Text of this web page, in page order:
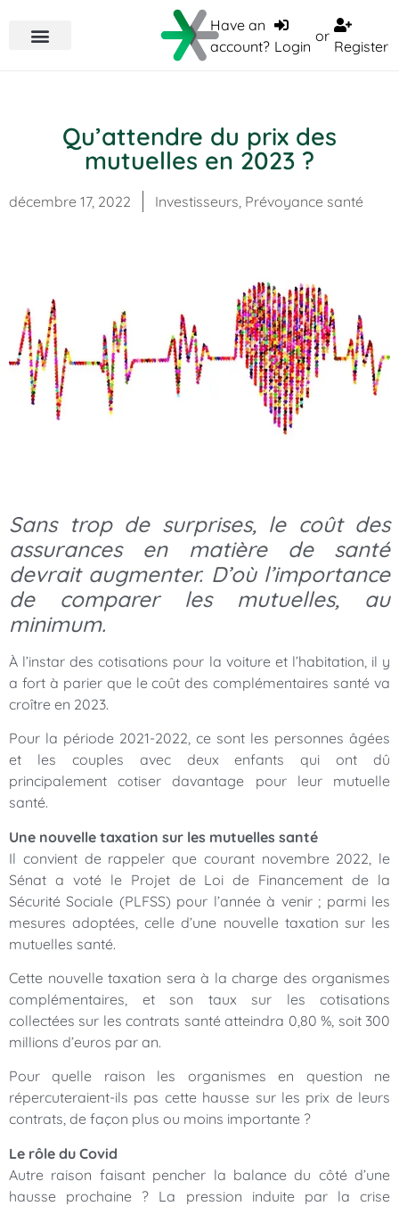
Have an
account? Login
or
Register
Qu’attendre du prix des
mutuelles en 2023 ?
décembre 17, 2022 Investisseurs, Prévoyance santé
Sans trop de surprises, le coût des
assurances en matière de santé
devrait augmenter. D’où l’importance
de comparer les mutuelles, au
minimum.
À l’instar des cotisations pour la voiture et l’habitation, il y
a fort à parier que le coût des complémentaires santé va
croître en 2023.
Pour la période 2021-2022, ce sont les personnes âgées
et les couples avec deux enfants qui ont dû
principalement cotiser davantage pour leur mutuelle
santé.
Une nouvelle taxation sur les mutuelles santé
Il convient de rappeler que courant novembre 2022, le
Sénat a voté le Projet de Loi de Financement de la
Sécurité Sociale (PLFSS) pour l’année à venir ; parmi les
mesures adoptées, celle d’une nouvelle taxation sur les
mutuelles santé.
Cette nouvelle taxation sera à la charge des organismes
complémentaires, et son taux sur les cotisations
collectées sur les contrats santé atteindra 0,80 %, soit 300
millions d’euros par an.
Pour quelle raison les organismes en question ne
répercuteraient-ils pas cette hausse sur les prix de leurs
contrats, de façon plus ou moins importante ?
Le rôle du Covid
Autre raison faisant pencher la balance du côté d’une
hausse prochaine ? La pression induite par la crise